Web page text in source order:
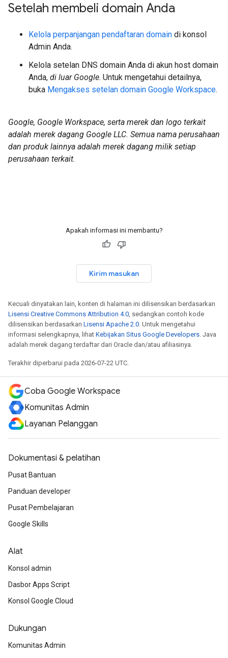
Setelah membeli domain Anda
Kelola perpanjangan pendaftaran domain di konsol
Admin Anda.
Kelola setelan DNS domain Anda di akun host domain
Anda, di luar Google. Untuk mengetahui detailnya,
buka Mengakses setelan domain Google Workspace.
Google, Google Workspace, serta merek dan logo terkait
adalah merek dagang Google LLC. Semua nama perusahaan
dan produk lainnya adalah merek dagang milik setiap
perusahaan terkait.
Apakah informasi ini membantu?
Kirim masukan
Kecuali dinyatakan lain, konten di halaman ini dilisensikan berdasarkan
Lisensi Creative Commons Attribution 4.0, sedangkan contoh kode
dilisensikan berdasarkan Lisensi Apache 2.0. Untuk mengetahui
informasi selengkapnya, lihat Kebijakan Situs Google Developers. Java
adalah merek dagang terdaftar dari Oracle dan/atau afiliasinya.
Terakhir diperbarui pada 2026-07-22 UTC.
Coba Google Workspace
Komunitas Admin
Layanan Pelanggan
Dokumentasi & pelatihan
Pusat Bantuan
Panduan developer
Pusat Pembelajaran
Google Skills
Alat
Konsol admin
Dasbor Apps Script
Konsol Google Cloud
Dukungan
Komunitas Admin